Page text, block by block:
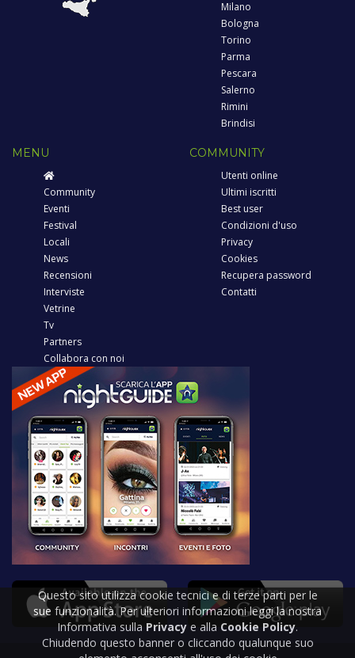
Milano
Bologna
Torino
Parma
Pescara
Salerno
Rimini
Brindisi
MENU
Community
Eventi
Festival
Locali
News
Recensioni
Interviste
Vetrine
Tv
Partners
Collabora con noi
COMMUNITY
Utenti online
Ultimi iscritti
Best user
Condizioni d'uso
Privacy
Cookies
Recupera password
Contatti
Questo sito utilizza cookie tecnici e di terze parti per le
sue funzionalità. Per ulteriori informazioni leggi la nostra
Informativa sulla Privacy e alla Cookie Policy.
Chiudendo questo banner o cliccando qualunque suo